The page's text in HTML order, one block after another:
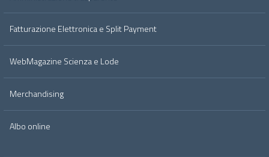
Fatturazione Elettronica e Split Payment
WebMagazine Scienza e Lode
Merchandising
Albo online